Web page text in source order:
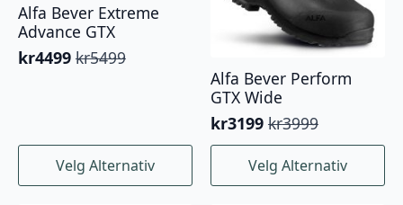
Alfa Bever Extreme
Advance GTX
kr5499
Opprinnelig
kr4499
Nåværende
Velg Alternativ
Dette
produktet
Alfa Bever Perform
GTX Wide
kr3999
Opprinnelig
pris
kr3999.
kr3199
Nåværende
pris
kr3199.
Velg Alternativ
Dette
produktet